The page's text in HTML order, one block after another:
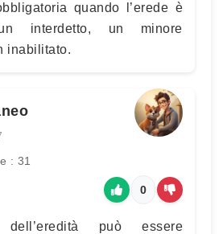
quando l’erede è
interdetto, un minore
inabilitato.
: 31
0
dell’eredità può essere